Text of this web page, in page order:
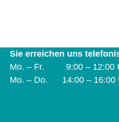
Sie erreichen uns
Mo. – Fr. 9:00 – 12:00
Mo. – Do. 14:00 – 16:00